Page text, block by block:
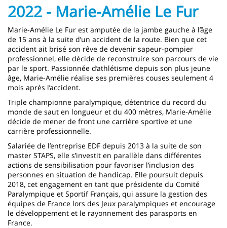
2022 - Marie-Amélie Le Fur
Marie-Amélie Le Fur est amputée de la jambe gauche à l’âge
de 15 ans à la suite d’un accident de la route. Bien que cet
accident ait brisé son rêve de devenir sapeur-pompier
professionnel, elle décide de reconstruire son parcours de vie
par le sport. Passionnée d’athlétisme depuis son plus jeune
âge, Marie-Amélie réalise ses premières couses seulement 4
mois après l’accident.
Triple championne paralympique, détentrice du record du
monde de saut en longueur et du 400 mètres, Marie-Amélie
décide de mener de front une carrière sportive et une
carrière professionnelle.
Salariée de l’entreprise EDF depuis 2013 à la suite de son
master STAPS, elle s’investit en parallèle dans différentes
actions de sensibilisation pour favoriser l’inclusion des
personnes en situation de handicap. Elle poursuit depuis
2018, cet engagement en tant que présidente du Comité
Paralympique et Sportif Français, qui assure la gestion des
équipes de France lors des Jeux paralympiques et encourage
le développement et le rayonnement des parasports en
France.